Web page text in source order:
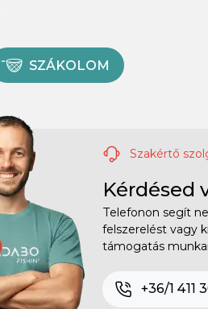
SZÁKOLOM
Szakértő
Kérdésed
Telefonon segít
felszerelést vagy
támogatás
+36/1 411